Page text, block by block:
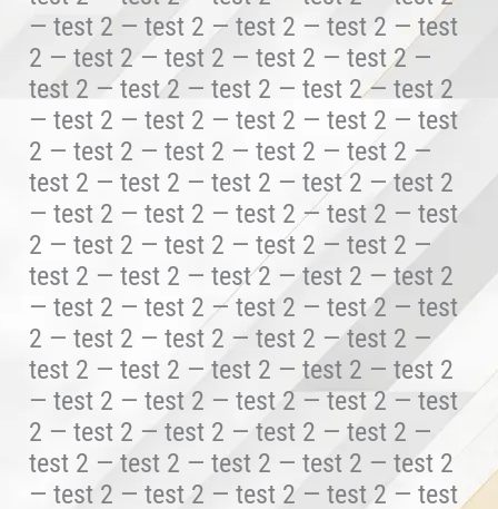
— test 2 — test 2 — test 2 — test 2 — test
2 — test 2 — test 2 — test 2 — test 2 —
test 2 — test 2 — test 2 — test 2 — test 2
— test 2 — test 2 — test 2 — test 2 — test
2 — test 2 — test 2 — test 2 — test 2 —
test 2 — test 2 — test 2 — test 2 — test 2
— test 2 — test 2 — test 2 — test 2 — test
2 — test 2 — test 2 — test 2 — test 2 —
test 2 — test 2 — test 2 — test 2 — test 2
— test 2 — test 2 — test 2 — test 2 — test
2 — test 2 — test 2 — test 2 — test 2 —
test 2 — test 2 — test 2 — test 2 — test 2
— test 2 — test 2 — test 2 — test 2 — test
2 — test 2 — test 2 — test 2 — test 2 —
test 2 — test 2 — test 2 — test 2 — test 2
— test 2 — test 2 — test 2 — test 2 — test